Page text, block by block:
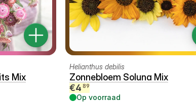
Mix
Helianthus debilis
Zonnebloem Soluna Mix
€4 89
Op voorraad